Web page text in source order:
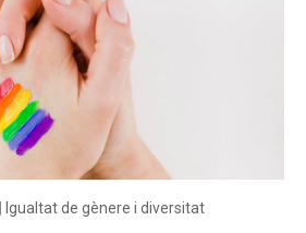
Igualtat de gènere i diversitat